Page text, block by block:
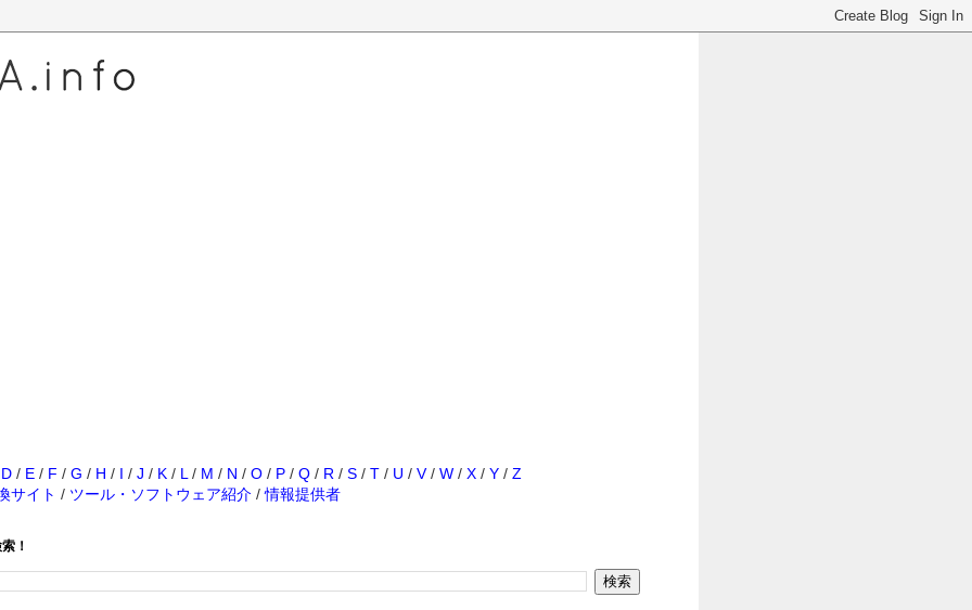
D / E / F / G / H / I / J / K / L / M / N / O / P / Q / R / S / T / U / V/ W / X / Y / Z
サイト / ツール・ソフトウェア紹介 /情報提供者
！